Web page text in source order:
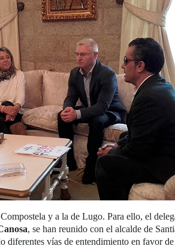
y a la de Lugo. Para ello, el
, se han reunido con el alcalde de
diferentes vías de entendimiento en favor